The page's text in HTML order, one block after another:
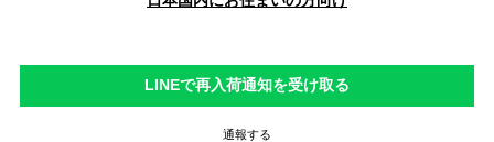
LINEで再入荷通知を受け取る
通報する